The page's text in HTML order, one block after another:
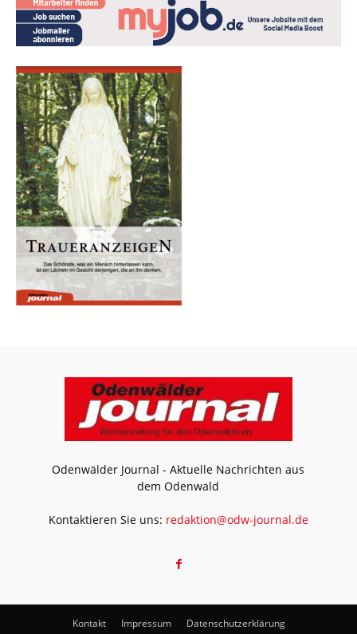
Odenwälder Journal - Aktuelle Nachrichten aus
dem Odenwald
Kontaktieren Sie uns: redaktion@odw-journal.de
Kontakt Impressum Datenschutzerklärung